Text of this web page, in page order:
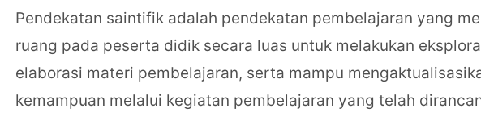
Pendekatan saintifik adalah pendekatan pembelajaran yang
ruang pada peserta didik secara luas untuk melakukan
elaborasi materi pembelajaran, serta mampu
kemampuan melalui kegiatan pembelajaran yang telah